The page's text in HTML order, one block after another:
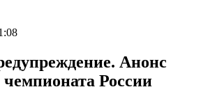
Анонс
чемпионата России